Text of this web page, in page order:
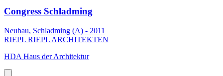
Congress Schladming
Neubau, Schladming (A) - 2011
RIEPL RIEPL ARCHITEKTEN
HDA Haus der Architektur